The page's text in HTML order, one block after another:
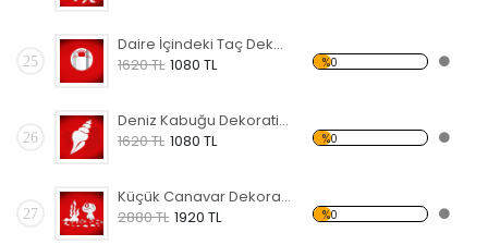
25
Daire İçindeki Taç Dekoratif Kırılmaz Ayna
1620 TL 1080 TL %0
26
Deniz Kabuğu Dekoratif Kırılmaz Ayna
1620 TL 1080 TL %0
27
Küçük Canavar Dekoratif Kırılmaz Ayna
2880 TL 1920 TL %0